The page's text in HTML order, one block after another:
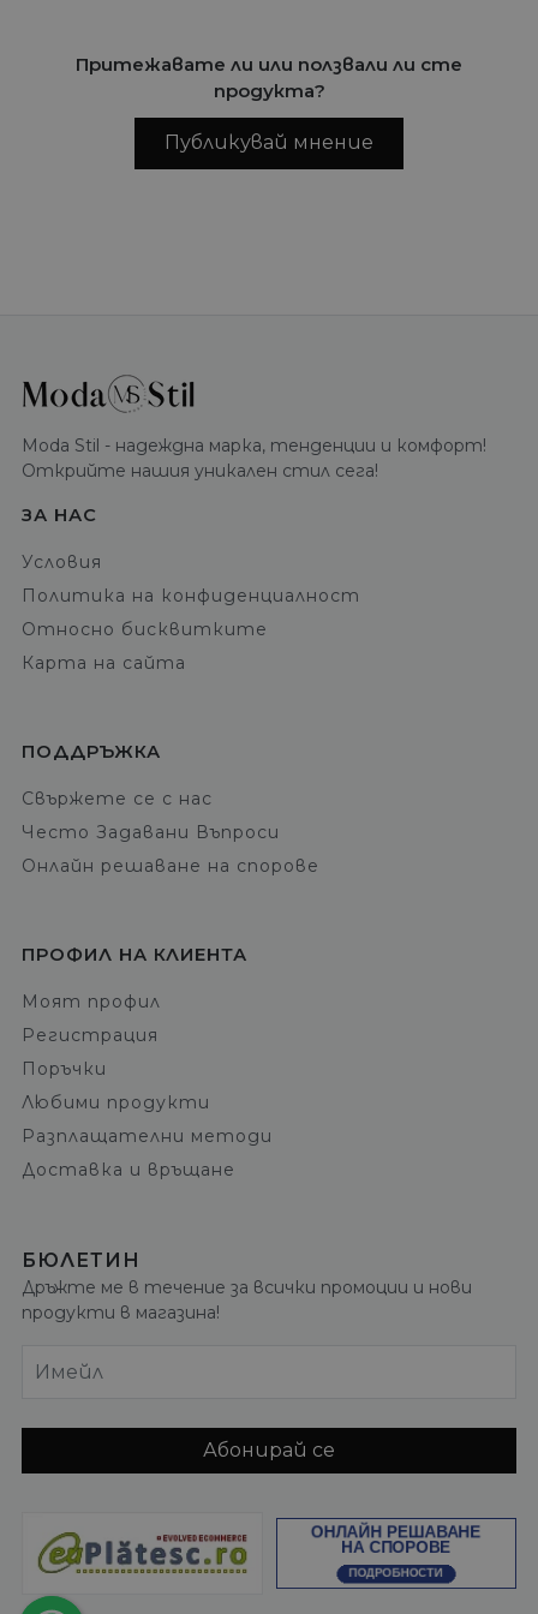
Притежавате ли или ползвали ли сте
продукта?
Публикувай мнение
Moda Stil - надеждна марка, тенденции и комфорт!
Открийте нашия уникален стил сега!
ЗА НАС
Условия
Политика на конфиденциалност
Относно бисквитките
Карта на сайта
ПОДДРЪЖКА
Свържете се с нас
Често Задавани Въпроси
Онлайн решаване на спорове
ПРОФИЛ НА КЛИЕНТА
Моят профил
Регистрация
Поръчки
Любими продукти
Разплащателни методи
Доставка и връщане
БЮЛЕТИН
Дръжте ме в течение за всички промоции и нови
продукти в магазина!
Имейл
Абонирай се